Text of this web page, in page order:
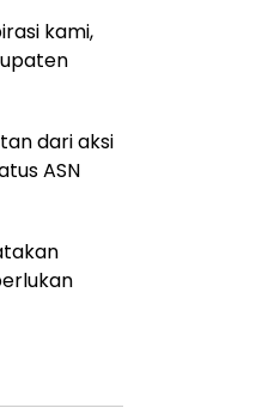
kami,
dari aksi
ASN